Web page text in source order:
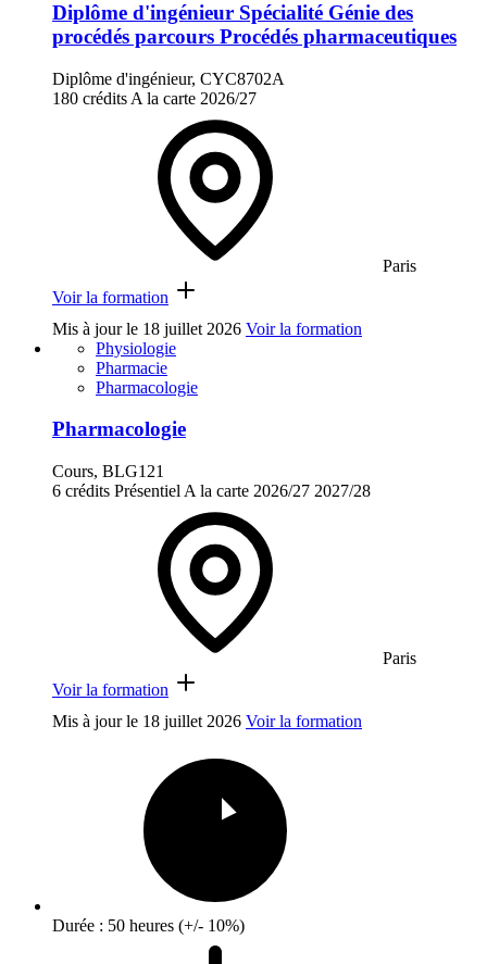
Diplôme d'ingénieur Spécialité Génie des
procédés parcours Procédés pharmaceutiques
Diplôme d'ingénieur, CYC8702A
180 crédits A la carte 2026/27
Paris
Voir la formation
Mis à jour le 18 juillet 2026 Voir la formation
Physiologie
Pharmacie
Pharmacologie
Pharmacologie
Cours, BLG121
6 crédits Présentiel A la carte 2026/27 2027/28
Paris
Voir la formation
Mis à jour le 18 juillet 2026 Voir la formation
Durée : 50 heures (+/- 10%)